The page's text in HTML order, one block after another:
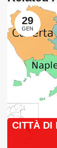
29
GEN
CITTÀ DI